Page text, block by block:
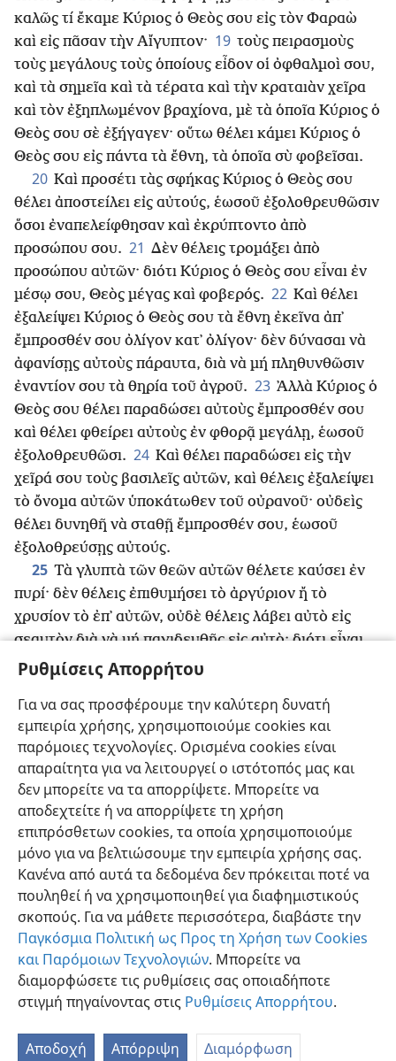
Ρυθμίσεις Απορρήτου
Για να σας προσφέρουμε την καλύτερη δυνατή
εμπειρία χρήσης, χρησιμοποιούμε cookies και
παρόμοιες τεχνολογίες. Ορισμένα cookies είναι
απαραίτητα για να λειτουργεί ο ιστότοπός μας και
δεν μπορείτε να τα απορρίψετε. Μπορείτε να
αποδεχτείτε ή να απορρίψετε τη χρήση
επιπρόσθετων cookies, τα οποία χρησιμοποιούμε
μόνο για να βελτιώσουμε την εμπειρία χρήσης σας.
Κανένα από αυτά τα δεδομένα δεν πρόκειται ποτέ να
πουληθεί ή να χρησιμοποιηθεί για διαφημιστικούς
σκοπούς. Για να μάθετε περισσότερα, διαβάστε την
Παγκόσμια Πολιτική ως Προς τη Χρήση των Cookies
και Παρόμοιων Τεχνολογιών. Μπορείτε να
διαμορφώσετε τις ρυθμίσεις σας οποιαδήποτε
στιγμή πηγαίνοντας στις Ρυθμίσεις Απορρήτου.
Αποδοχή Απόρριψη Διαμόρφωση
καλῶς τί ἔκαμε Κύριος ὁ Θεὸς σου εἰς τὸν Φαραὼ
καὶ εἰς πᾶσαν τὴν Αἴγυπτον· 19 τοὺς πειρασμοὺς
τοὺς μεγάλους τοὺς ὁποίους εἶδον οἱ ὀφθαλμοὶ σου,
καὶ τὰ σημεῖα καὶ τὰ τέρατα καὶ τὴν κραταιὰν χεῖρα
καὶ τὸν ἐξηπλωμένον βραχίονα, μὲ τὰ ὁποῖα Κύριος ὁ
Θεὸς σου σὲ ἐξήγαγεν· οὕτω θέλει κάμει Κύριος ὁ
Θεὸς σου εἰς πάντα τὰ ἔθνη, τὰ ὁποῖα σὺ φοβεῖσαι.
20 Καὶ προσέτι τὰς σφήκας Κύριος ὁ Θεὸς σου
θέλει ἀποστείλει εἰς αὐτούς, ἑωσοῦ ἐξολοθρευθῶσιν
ὅσοι ἐναπελείφθησαν καὶ ἐκρύπτοντο ἀπὸ
προσώπου σου. 21 Δὲν θέλεις τρομάξει ἀπὸ
προσώπου αὐτῶν· διότι Κύριος ὁ Θεὸς σου εἶναι ἐν
μέσῳ σου, Θεὸς μέγας καὶ φοβερός. 22 Καὶ θέλει
ἐξαλείψει Κύριος ὁ Θεὸς σου τὰ ἔθνη ἐκεῖνα ἀπ᾿
ἔμπροσθέν σου ὀλίγον κατ᾿ ὀλίγον· δὲν δύνασαι νὰ
ἀφανίσῃς αὐτοὺς πάραυτα, διὰ νὰ μή πληθυνθῶσιν
ἐναντίον σου τὰ θηρία τοῦ ἀγροῦ. 23 ᾿Αλλὰ Κύριος ὁ
Θεὸς σου θέλει παραδώσει αὐτοὺς ἔμπροσθέν σου
καὶ θέλει φθείρει αὐτοὺς ἐν φθορᾷ μεγάλῃ, ἑωσοῦ
ἐξολοθρευθῶσι. 24 Καὶ θέλει παραδώσει εἰς τὴν
χεῖρά σου τοὺς βασιλεῖς αὐτῶν, καὶ θέλεις ἐξαλείψει
τὸ ὄνομα αὐτῶν ὑποκάτωθεν τοῦ οὐρανοῦ· οὐδεὶς
θέλει δυνηθῆ νὰ σταθῇ ἔμπροσθέν σου, ἑωσοῦ
ἐξολοθρεύσῃς αὐτούς.
25 Τὰ γλυπτὰ τῶν θεῶν αὐτῶν θέλετε καύσει ἐν
πυρί· δὲν θέλεις ἐπιθυμήσει τὸ ἀργύριον ἤ τὸ
χρυσίον τὸ ἐπ᾿ αὐτῶν, οὐδὲ θέλεις λάβει αὐτὸ εἰς
σεαυτὸν διὰ νὰ μή παγιδευθῇς εἰς αὐτὸ· διότι εἶναι
βδέλυγμα εἰς Κύριον τὸν Θεὸν σου.
γείνῃς ἀνάθεμα ὡς αὐτὸ· θέλεις ἀποστραφεῖ αὐτὸ
διόλου καὶ θέλεις βδελυχθῆ αὐτὸ διόλου· διότι εἶναι
ἀνάθεμα.
Ελληνική Κοινή Χρήση Προτιμήσεις
Copyright© 2026 Watch Tower Bible and Tract Society of Pennsylvania
Όροι Χρήσης Πολιτική Απορρήτου
Ρυθμίσεις Απορρήτου
JW.ORG
Σύνδεση